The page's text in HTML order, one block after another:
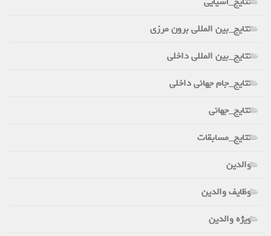
نتایج_بین المللی برون مرزی
نتایج_بین المللی داخلی
نتایج_جام جهانی داخلی
نتایج_جهانی
نتایج_مسابقات
والدین
وظایف والدین
ویژه والدین